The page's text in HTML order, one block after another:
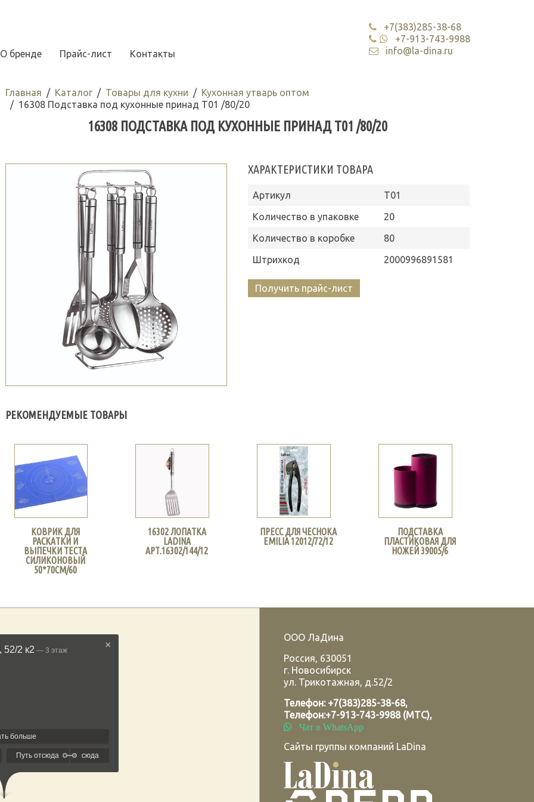
О бренде Прайс-лист Контакты
+7(383)285-38-68
+7-913-743-9988
info@la-dina.ru
Главная Каталог Товары для кухни
Кухонная утварь оптом
16308 Подставка под кухонные принад Т01 /80/20
16308 ПОДСТАВКА ПОД КУХОННЫЕ ПРИНАД Т01 /80/20
ХАРАКТЕРИСТИКИ ТОВАРА
Артикул
Т01
Количество в упаковке
20
Количество в коробке
80
Штрихкод
2000996891581
Получить прайс-лист
РЕКОМЕНДУЕМЫЕ ТОВАРЫ
КОВРИК ДЛЯ
РАСКАТКИ И
ВЫПЕЧКИ ТЕСТА
СИЛИКОНОВЫЙ
50*70СМ/60
16302 ЛОПАТКА
LADINA
АРТ.16302/144/12
ПРЕСС ДЛЯ ЧЕСНОКА
EMILIA 12012/72/12
ПОДСТАВКА
ПЛАСТИКОВАЯ ДЛЯ
НОЖЕЙ 39005/6
ООО ЛаДина
Россия, 630051
г. Новосибирск
ул. Трикотажная, д.52/2
Телефон: +7(383)285-38-68,
Телефон:+7-913-743-9988 (МТС),
Чат в WhatsApp
Сайты группы компаний LaDina